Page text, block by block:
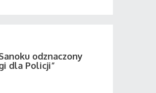
odznaczony
dla Policji”